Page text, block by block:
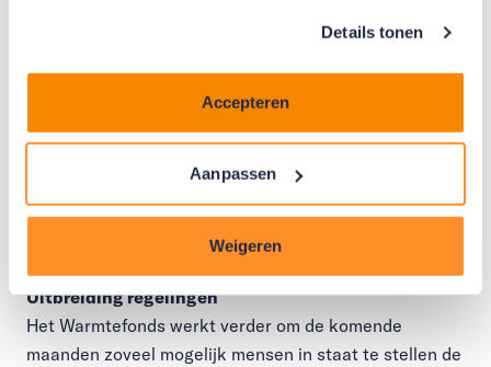
Details tonen
Accepteren
Aanpassen
Weigeren
Om de toegankelijkheid verder te vergroten verlaagt
het fonds, ook per 1 juni, het minimale leenbedrag voor
de Energiebespaarlening van 2.500 euro naar 1.000
euro. Daarnaast krijgen aanvragers meer vrijheid bij
werd al de bovengrens voor de leeftijd van een
leningaanvrager opgeheven. De Energiebespaarlening
is nu ook aan te vragen voor woningeigenaren van 75
jaar en ouder.
Uitbreiding regelingen
Het Warmtefonds werkt verder om de komende
maanden zoveel mogelijk mensen in staat te stellen de